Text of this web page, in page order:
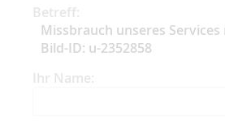
Betreff:
Missbrauch unseres Services
Bild-ID: u-2352858
Ihr Name: